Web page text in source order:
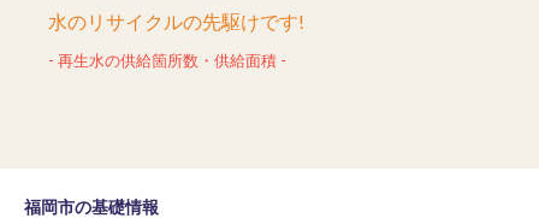
水のリサイクルの先駆けです!
- 再生水の供給箇所数・供給面積 -
福岡市の基礎情報